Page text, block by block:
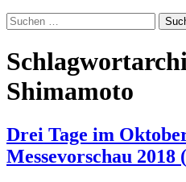
Suchen
nach:
Shimamoto
Drei Tage im
Messevorschau 2018